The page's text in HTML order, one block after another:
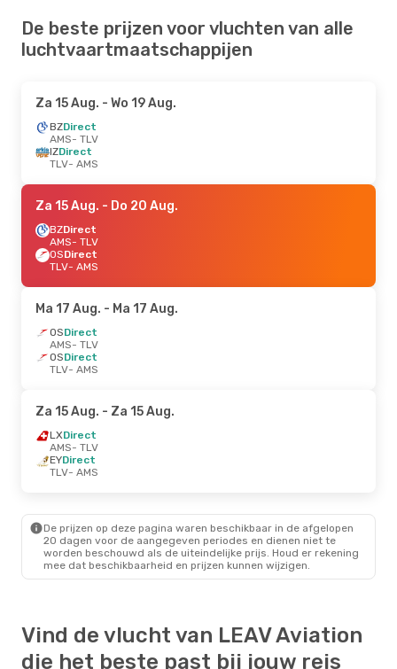
De beste prijzen voor vluchten van alle
luchtvaartmaatschappijen
Za 15 Aug. - Wo 19 Aug.
BZDirect
AMS- TLV
IZDirect
TLV- AMS
Za 15 Aug. - Do 20 Aug.
BZDirect
AMS- TLV
OSDirect
TLV- AMS
Ma 17 Aug. - Ma 17 Aug.
OSDirect
AMS- TLV
OSDirect
TLV- AMS
Za 15 Aug. - Za 15 Aug.
LXDirect
AMS- TLV
EYDirect
TLV- AMS
De prijzen op deze pagina waren beschikbaar in de afgelopen
20 dagen voor de aangegeven periodes en dienen niet te
worden beschouwd als de uiteindelijke prijs. Houd er rekening
mee dat beschikbaarheid en prijzen kunnen wijzigen.
Vind de vlucht van LEAV Aviation
die het beste past bij jouw reis